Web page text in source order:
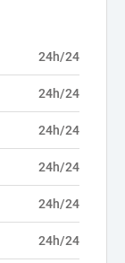
24h/24
24h/24
24h/24
24h/24
24h/24
24h/24